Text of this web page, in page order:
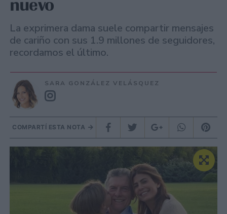
La exprimera dama suele compartir mensajes
de cariño con sus 1.9 millones de seguidores,
recordamos el último.
SARA GONZÁLEZ VELÁSQUEZ
COMPARTÍ ESTA NOTA